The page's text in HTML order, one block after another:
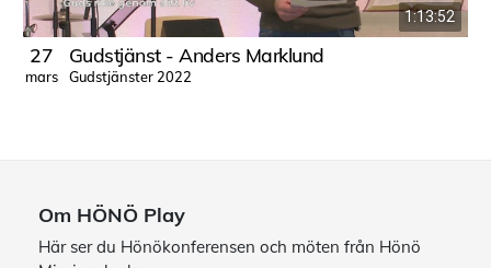
1:13:52
27
mars
Gudstjänst - Anders Marklund
Gudstjänster 2022
Om HÖNÖ Play
Här ser du Hönökonferensen och möten från Hönö